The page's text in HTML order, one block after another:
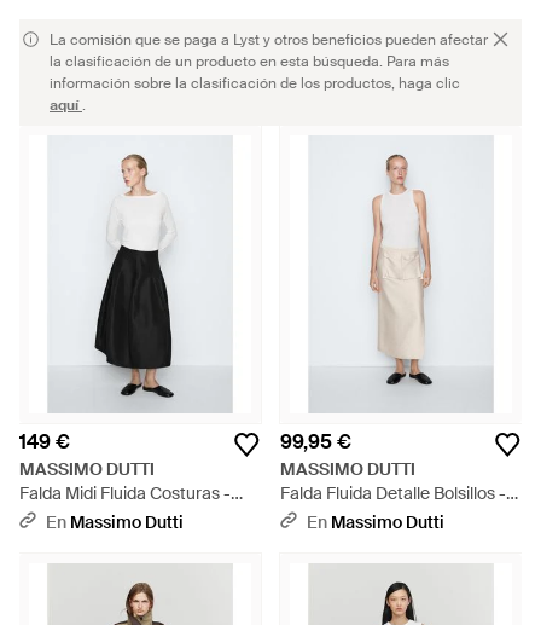
La comisión que se paga a Lyst y otros beneficios pueden afectar
la clasificación de un producto en esta búsqueda. Para más
información sobre la clasificación de los productos, haga clic
aquí.
149 €
MASSIMO DUTTI
Falda Midi Fluida Costuras -
Blanco
En Massimo Dutti
99,95 €
MASSIMO DUTTI
Falda Fluida Detalle Bolsillos -
Blanco
En Massimo Dutti